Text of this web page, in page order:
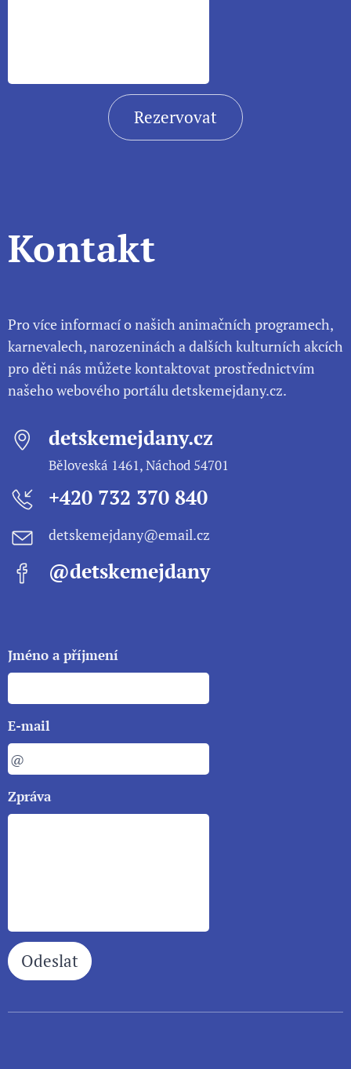
Rezervovat
Kontakt
Pro více informací o našich animačních programech,
karnevalech, narozeninách a dalších kulturních akcích
pro děti nás můžete kontaktovat prostřednictvím
našeho webového portálu detskemejdany.cz.
detskemejdany.cz
Běloveská 1461, Náchod 54701
+420 732 370 840
detskemejdany@email.cz
@detskemejdany
Jméno a příjmení
E-mail
Zpráva
Odeslat